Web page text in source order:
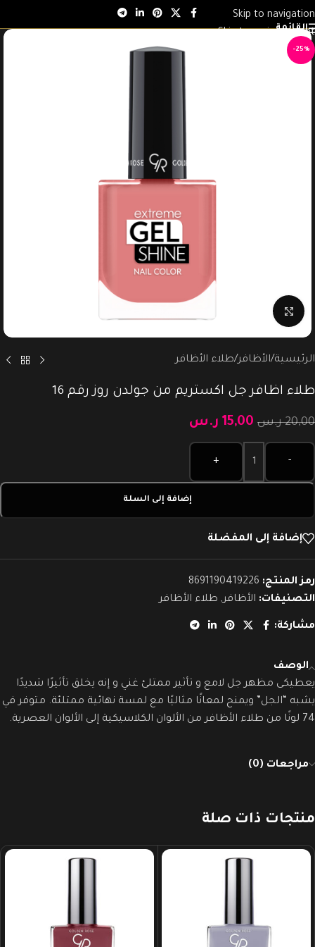
Skip to navigation
Skip to main content
القائمة
-25%
انقر للتكبير
الرئيسية/الأظافر/طلاء الأظافر
طلاء اظافر جل اكستريم من جولدن روز رقم 16
20,00 ر.س 15,00 ر.س
-
+
إضافة إلى السلة
إضافة إلى المفضلة
رمز المنتج: 8691190419226
التصنيفات: الأظافر, طلاء الأظافر
مشاركة:
الوصف
يعطيكى مظهر جل لامع و تأثير ممتلئ غني و إنه يخلق تأثيرًا شديدًا
يشبه “الجل” ويمنح لمعانًا مثاليًا مع لمسة نهائية ممتلئة. متوفر في
74 لونًا من طلاء الأظافر من الألوان الكلاسيكية إلى الألوان العصرية.
مراجعات (0)
منتجات ذات صلة